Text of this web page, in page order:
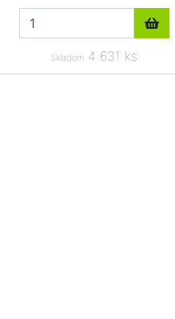
Skladom 4 631 ks